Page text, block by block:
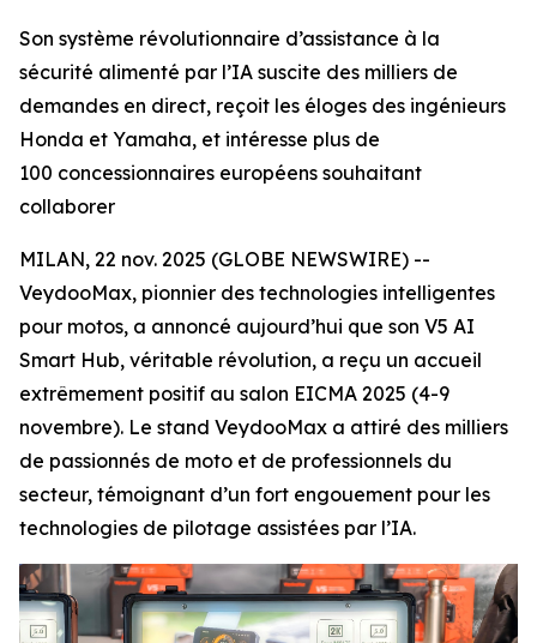
Son système révolutionnaire d’assistance à la
sécurité alimenté par l’IA suscite des milliers de
demandes en direct, reçoit les éloges des ingénieurs
Honda et Yamaha, et intéresse plus de
100 concessionnaires européens souhaitant
collaborer
MILAN, 22 nov. 2025 (GLOBE NEWSWIRE) --
VeydooMax, pionnier des technologies intelligentes
pour motos, a annoncé aujourd’hui que son V5 AI
Smart Hub, véritable révolution, a reçu un accueil
extrêmement positif au salon EICMA 2025 (4-9
novembre). Le stand VeydooMax a attiré des milliers
de passionnés de moto et de professionnels du
secteur, témoignant d’un fort engouement pour les
technologies de pilotage assistées par l’IA.